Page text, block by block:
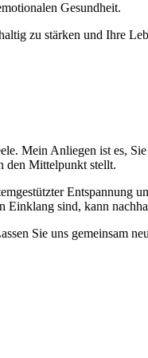
Gesundheit.
zu stärken und Ihre
Mein Anliegen ist es,
den Mittelpunkt stellt.
Entspannung
sind, kann
Sie uns gemeinsam